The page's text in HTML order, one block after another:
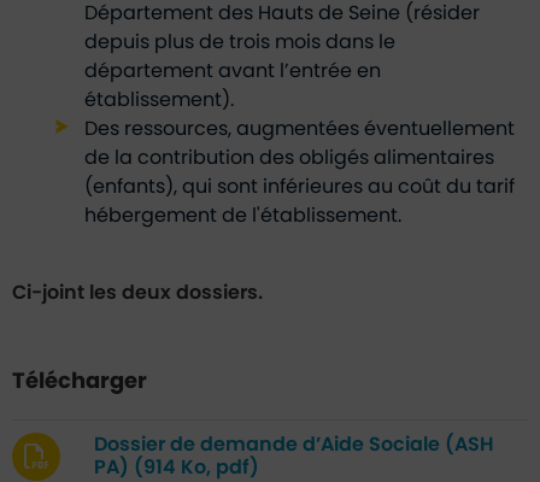
Département des Hauts de Seine (résider
depuis plus de trois mois dans le
département avant l’entrée en
établissement).
Des ressources, augmentées éventuellement
de la contribution des obligés alimentaires
(enfants), qui sont inférieures au coût du tarif
hébergement de l'établissement.
Ci-joint les deux dossiers.
Télécharger
Dossier de demande d’Aide Sociale (ASH
PA) (914 Ko, pdf)